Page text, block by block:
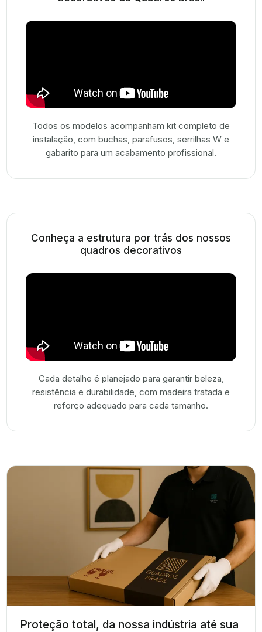
Todos os modelos acompanham kit completo de
instalação, com buchas, parafusos, serrilhas W e
gabarito para um acabamento profissional.
Conheça a estrutura por trás dos nossos
quadros decorativos
Cada detalhe é planejado para garantir beleza,
resistência e durabilidade, com madeira tratada e
reforço adequado para cada tamanho.
Proteção total, da nossa indústria até sua